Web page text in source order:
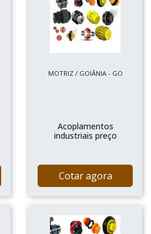
MOTRIZ / GOIÂNIA - GO
Acoplamentos
industriais preço
Cotar agora